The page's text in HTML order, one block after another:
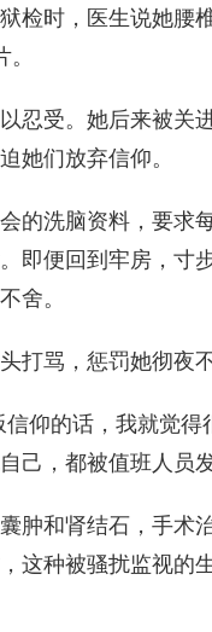
检时，医生说她腰
忍受。她后来被关
她们放弃信仰。
的洗脑资料，要求
即便回到牢房，寸
舍。
打骂，惩罚她彻夜不
仰的话，我就觉
己，都被值班人员发
肿和肾结石，手术
这种被骚扰监视的